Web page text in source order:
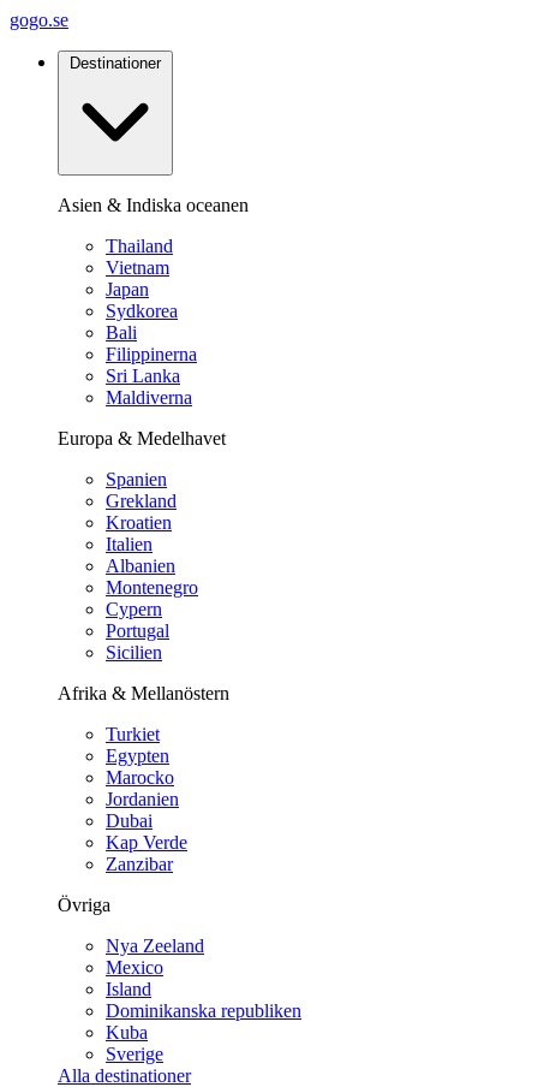
gogo.se
Destinationer
Asien & Indiska oceanen
Thailand
Vietnam
Japan
Sydkorea
Bali
Filippinerna
Sri Lanka
Maldiverna
Europa & Medelhavet
Spanien
Grekland
Kroatien
Italien
Albanien
Montenegro
Cypern
Portugal
Sicilien
Afrika & Mellanöstern
Turkiet
Egypten
Marocko
Jordanien
Dubai
Kap Verde
Zanzibar
Övriga
Nya Zeeland
Mexico
Island
Dominikanska republiken
Kuba
Sverige
Alla destinationer